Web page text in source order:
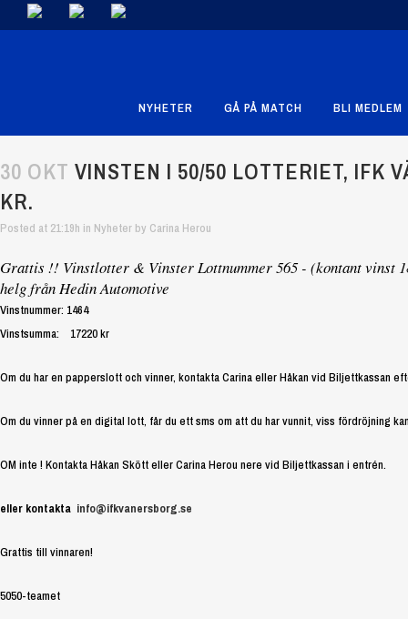
NYHETER GÅ PÅ MATCH BLI MEDLEM
30 OKT VINSTEN I 50/50 LOTTERIET, IFK
KR.
Posted at 21:19h in Nyheter by Carina Herou
Grattis !! Vinstlotter & Vinster Lottnummer 565 - (kontant vinst
helg från Hedin Automotive
Vinstnummer: 1464
Vinstsumma: 17220 kr
Om du har en papperslott och vinner, kontakta Carina eller Håkan vid Biljettkassan
Om du vinner på en digital lott, får du ett sms om att du har vunnit, viss fördröjning
OM inte ! Kontakta Håkan Skött eller Carina Herou nere vid Biljettkassan i entrén.
eller kontakta info@ifkvanersborg.se
Grattis till vinnaren!
5050-teamet